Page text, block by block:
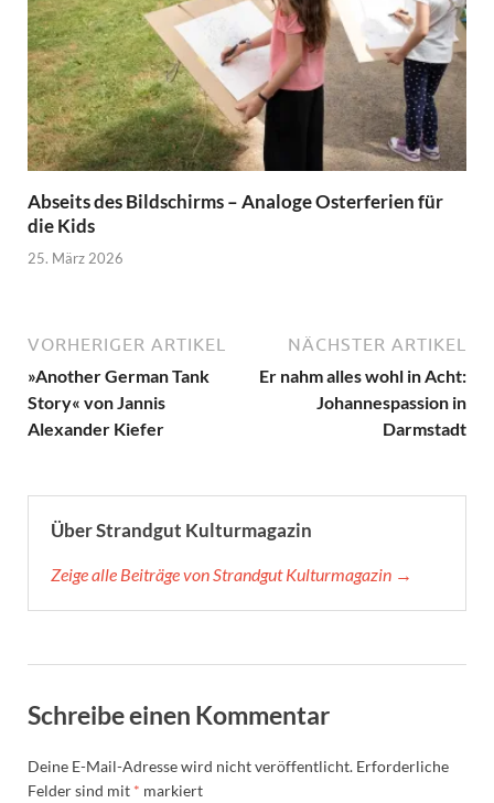
Abseits des Bildschirms – Analoge Osterferien für
die Kids
25. März 2026
VORHERIGER ARTIKEL
»Another German Tank
Story« von Jannis
Alexander Kiefer
NÄCHSTER ARTIKEL
Er nahm alles wohl in Acht:
Johannespassion in
Darmstadt
Über Strandgut Kulturmagazin
Zeige alle Beiträge von Strandgut Kulturmagazin →
Schreibe einen Kommentar
Deine E-Mail-Adresse wird nicht veröffentlicht. Erforderliche
Felder sind mit * markiert